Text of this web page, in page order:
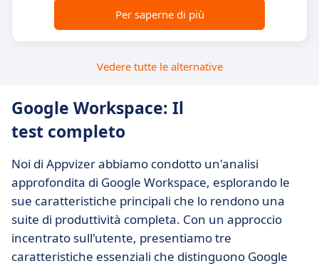
Per saperne di più
Vedere tutte le alternative
Google Workspace: Il
test completo
Noi di Appvizer abbiamo condotto un'analisi
approfondita di Google Workspace, esplorando le
sue caratteristiche principali che lo rendono una
suite di produttività completa. Con un approccio
incentrato sull'utente, presentiamo tre
caratteristiche essenziali che distinguono Google